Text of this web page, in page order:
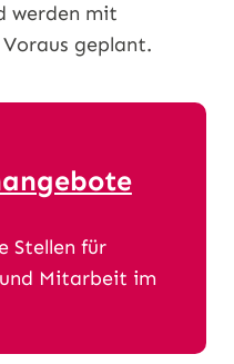
werden mit
geplant.
Stellen für
Mitarbeit im